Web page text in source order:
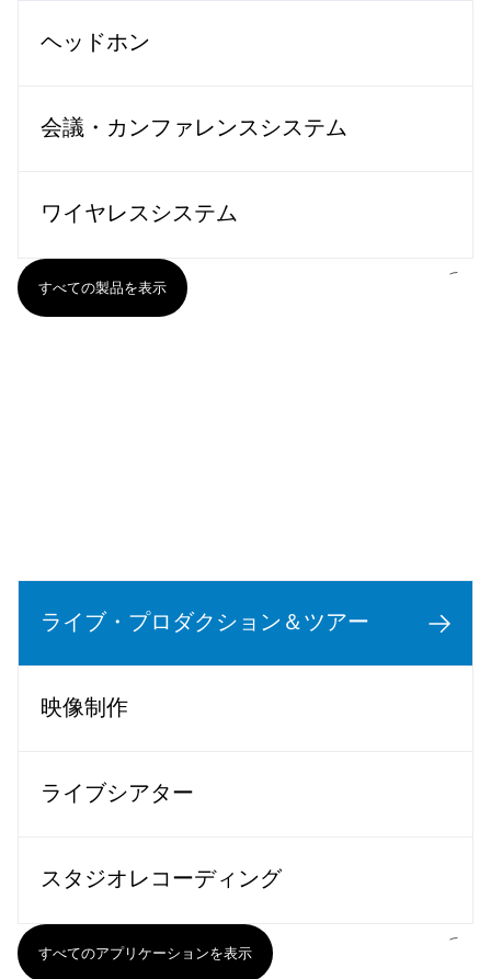
ヘッドホン
会議・カンファレンスシステム
ワイヤレスシステム
すべての製品を表示
ライブ・プロダクション＆ツアー
映像制作
ライブシアター
スタジオレコーディング
すべてのアプリケーションを表示